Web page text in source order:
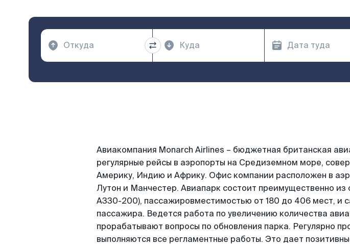
Авиакомпания Monarch Airlines – бюджетная британская
регулярные рейсы в аэропорты на Средиземном море,
Америку, Индию и Африку. Офис компании расположен в
Лутон и Манчестер. Авиапарк состоит преимущественно
A330-200), пассажировместимостью от 180 до 406 мест, и
пассажира. Ведется работа по увеличению количества
прорабатывают вопросы по обновления парка. Регулярно
выполняются все регламентные работы. Это дает